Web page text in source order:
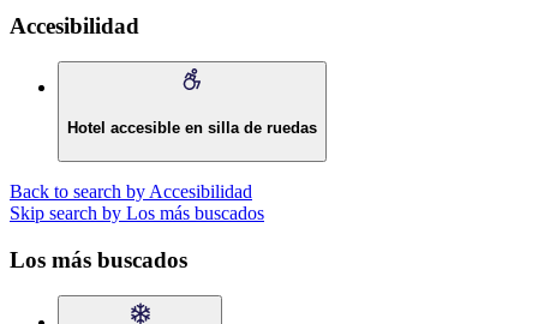
Accesibilidad
Hotel accesible en silla de ruedas
Back to search by Accesibilidad
Skip search by Los más buscados
Los más buscados